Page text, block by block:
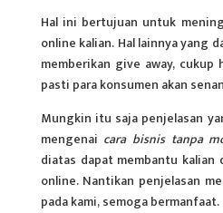
Hal ini bertujuan untuk
online kalian. Hal lainnya yang
memberikan give away, cukup
pasti para konsumen akan
Mungkin itu saja penjelasan
mengenai cara bisnis tanpa
diatas dapat membantu kalian
online. Nantikan penjelasan
pada kami, semoga bermanfaat.